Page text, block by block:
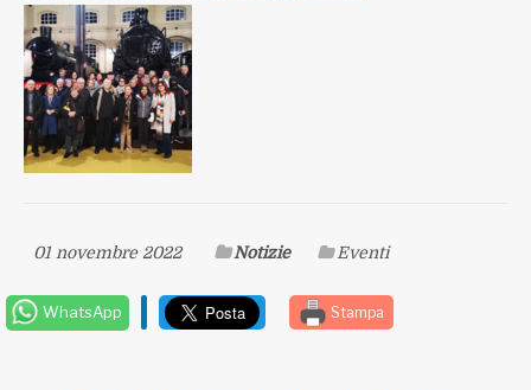
01 novembre 2022 Notizie Eventi
WhatsApp Stampa